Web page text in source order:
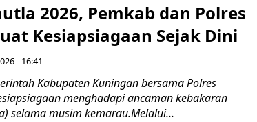
2026, Pemkab dan Polres
Kesiapsiagaan Sejak Dini
- 16:41
Kabupaten Kuningan bersama Polres
menghadapi ancaman kebakaran
selama musim kemarau.Melalui...